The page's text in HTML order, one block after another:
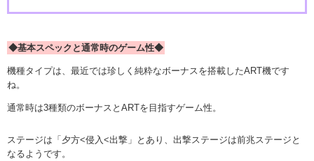
◆基本スペックと通常時のゲーム性◆
機種タイプは、最近では珍しく純粋なボーナスを搭載したART機です
ね。
通常時は3種類のボーナスとARTを目指すゲーム性。
ステージは「夕方<侵入<出撃」とあり、出撃ステージは前兆ステージと
なるようです。